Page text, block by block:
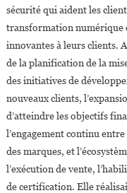
sécurité qui aident les
transformation numérique
innovantes à leurs clients.
de la planification de la
des initiatives de
nouveaux clients,
d’atteindre les objectifs
l’engagement continu
des marques, et
l’exécution de vente,
de certification. Elle